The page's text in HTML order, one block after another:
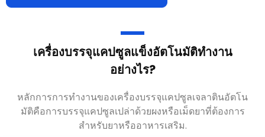
เครื่องบรรจุแคปซูลแข็งอัตโนมัติทำงาน
อย่างไร?
หลักการการทำงานของเครื่องบรรจุแคปซูลเจลาตินอัตโน
มัติคือการบรรจุแคปซูลเปล่าด้วยผงหรือเม็ดยาที่ต้องการ
สำหรับยาหรืออาหารเสริม.